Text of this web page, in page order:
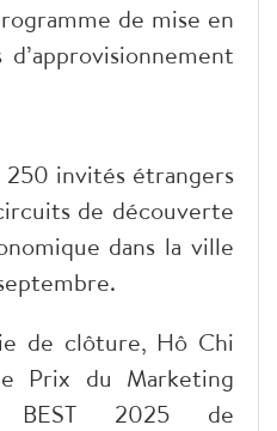
de mise en
250 invités étrangers
de découverte
dans la ville
de clôture, Hô Chi
Prix du Marketing
BEST 2025 de